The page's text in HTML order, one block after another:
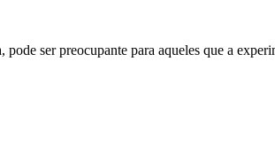
ser preocupante para aqueles que a